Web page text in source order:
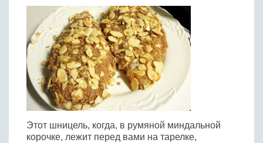
Этот шницель, когда, в румяной миндальной
корочке, лежит перед вами на тарелке,